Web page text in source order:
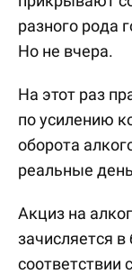
разного рода
Но не вчера.
На этот раз
по усилению
оборота
реальные
Акциз на
зачисляется